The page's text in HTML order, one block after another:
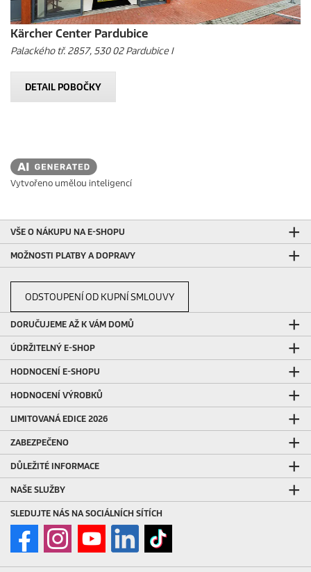
Kärcher Center Pardubice
Palackého tř. 2857, 530 02 Pardubice I
DETAIL POBOČKY
Vytvořeno umělou inteligencí
VŠE O NÁKUPU NA E-SHOPU
MOŽNOSTI PLATBY A DOPRAVY
ODSTOUPENÍ OD KUPNÍ SMLOUVY
DORUČUJEME AŽ K VÁM DOMŮ
ÚDRŽITELNÝ E-SHOP
HODNOCENÍ E-SHOPU
HODNOCENÍ VÝROBKŮ
LIMITOVANÁ EDICE 2026
ZABEZPEČENO
DŮLEŽITÉ INFORMACE
NAŠE SLUŽBY
SLEDUJTE NÁS NA SOCIÁLNÍCH SÍTÍCH